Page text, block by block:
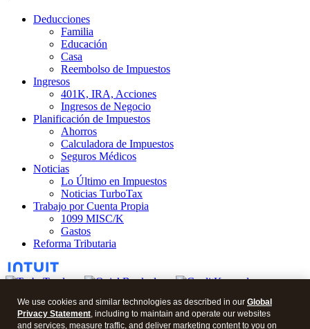
Deducciones
Familia
Educación
Casa
Reembolso de Impuestos
Ingresos
401K, IRA, Acciones
Ingresos de Negocio
Planificación de Impuestos
Ahorros
Calculadora de Impuestos
Seguros Médicos
Noticias
Lo Último en Impuestos
Noticias TurboTax
Trabajo por Cuenta Propia
1099 MISC/K
Gastos
Reforma Tributaria
© 2026 Blog en Español.
We use cookies and similar technologies as described in our Global
Privacy Statement, including to maintain and operate our websites
and services, measure traffic, and deliver marketing content to you on